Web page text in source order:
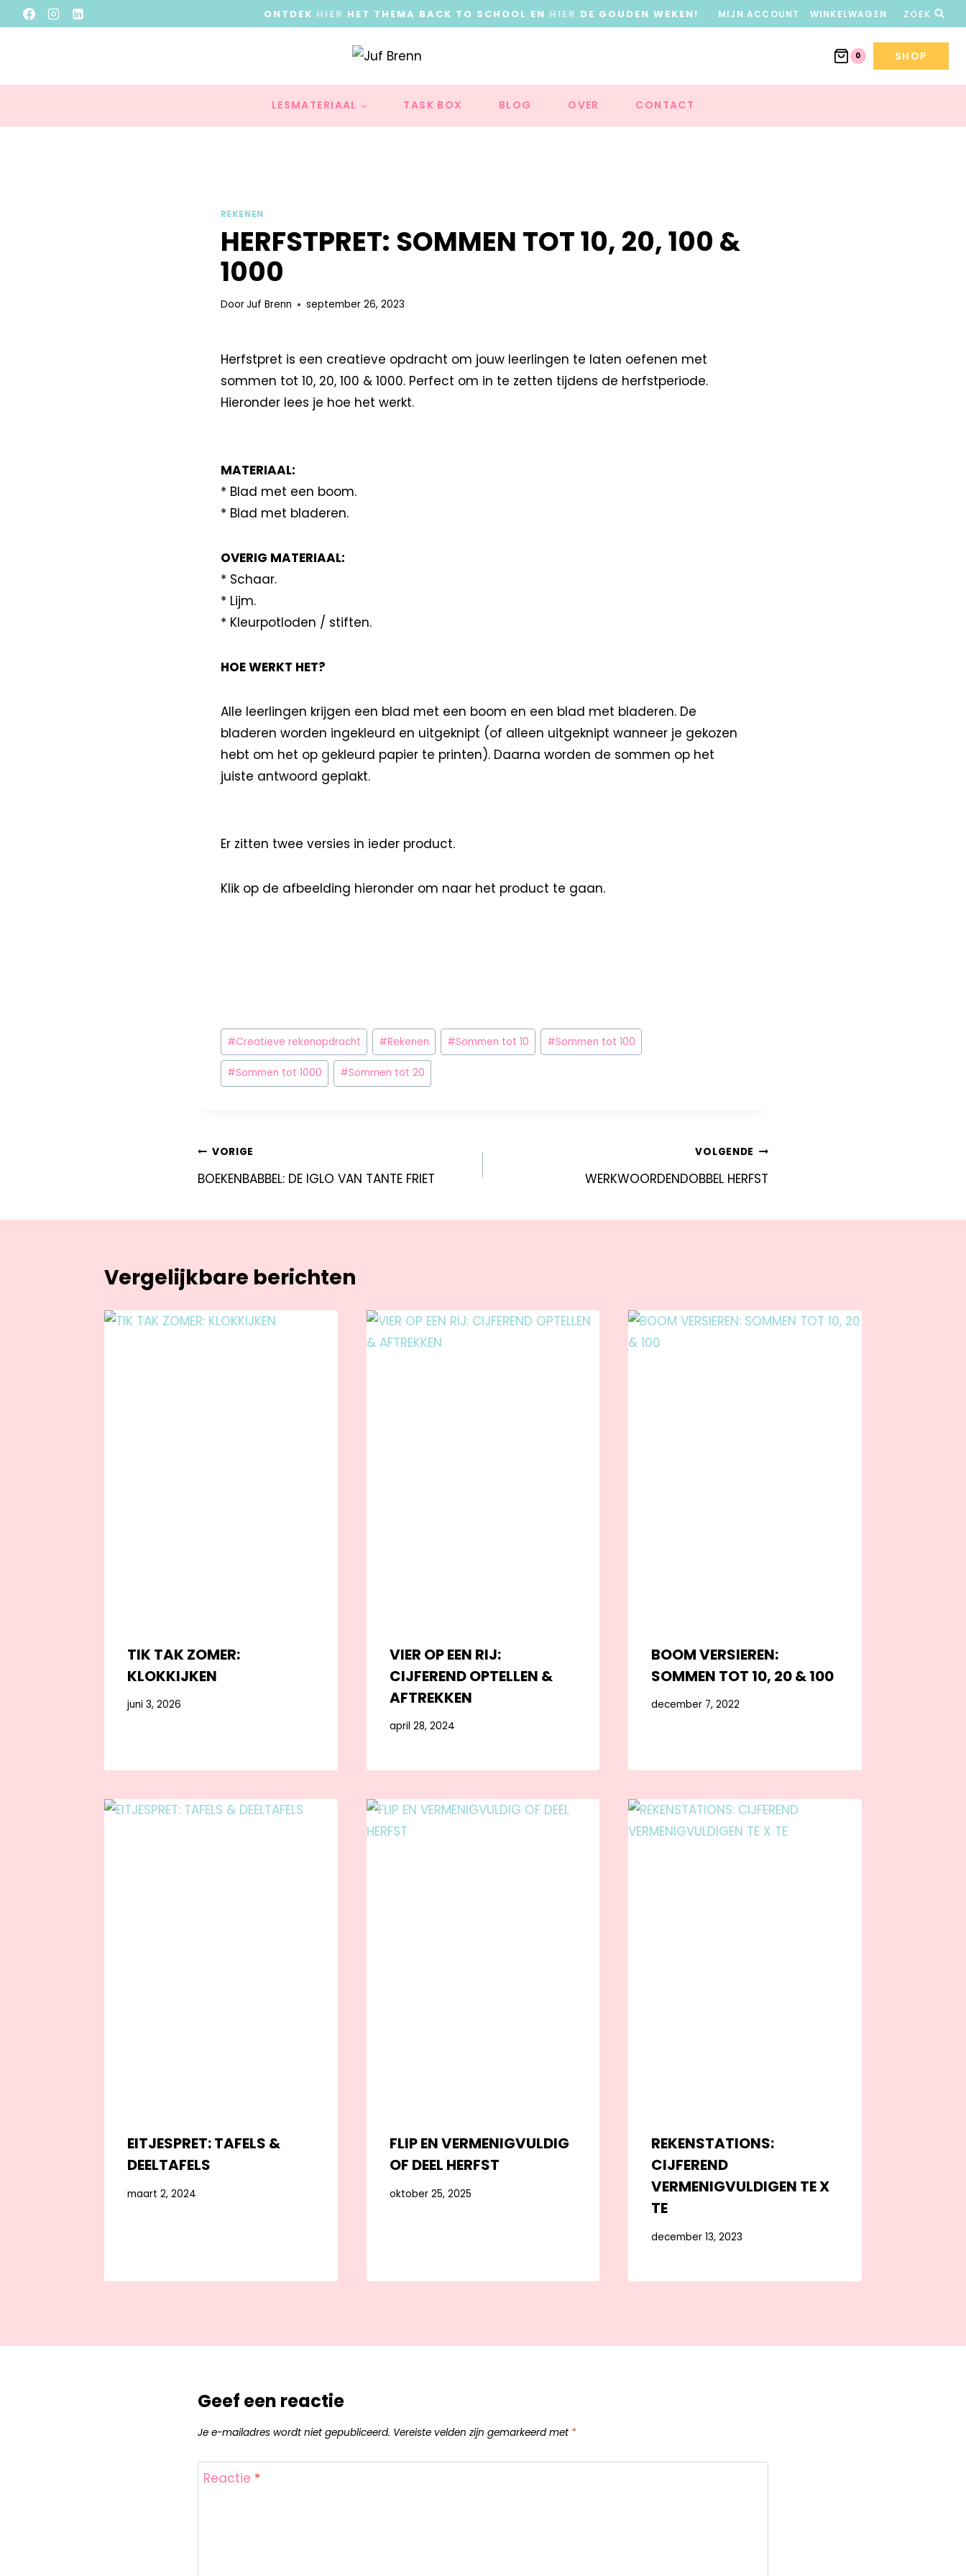
ONTDEK HIER HET THEMA BACK TO SCHOOL EN HIER DE GOUDEN WEKEN! MIJN ACCOUNT WINKELWAGEN ZOEK
0 SHOP
LESMATERIAAL TASK BOX BLOG OVER CONTACT
REKENEN
HERFSTPRET: SOMMEN TOT 10, 20, 100 &
1000
DoorJuf Brenn september 26, 2023
Herfstpret is een creatieve opdracht om jouw leerlingen te laten oefenen met
sommen tot 10, 20, 100 & 1000. Perfect om in te zetten tijdens de herfstperiode.
Hieronder lees je hoe het werkt.
MATERIAAL:
* Blad met een boom.
* Blad met bladeren.
OVERIG MATERIAAL:
* Schaar.
* Lijm.
* Kleurpotloden / stiften.
HOE WERKT HET?
Alle leerlingen krijgen een blad met een boom en een blad met bladeren. De
bladeren worden ingekleurd en uitgeknipt (of alleen uitgeknipt wanneer je gekozen
hebt om het op gekleurd papier te printen). Daarna worden de sommen op het
juiste antwoord geplakt.
Er zitten twee versies in ieder product.
Klik op de afbeelding hieronder om naar het product te gaan.
#Creatieve rekenopdracht #Rekenen #Sommen tot 10 #Sommen tot 100
#Sommen tot 1000 #Sommen tot 20
VORIGE
BOEKENBABBEL: DE IGLO VAN TANTE FRIET
VOLGENDE
WERKWOORDENDOBBEL HERFST
Vergelijkbare berichten
TIK TAK ZOMER:
KLOKKIJKEN
juni 3, 2026
VIER OP EEN RIJ:
CIJFEREND OPTELLEN &
AFTREKKEN
april 28, 2024
BOOM VERSIEREN:
SOMMEN TOT 10, 20 & 100
december 7, 2022
EITJESPRET: TAFELS &
DEELTAFELS
maart 2, 2024
FLIP EN VERMENIGVULDIG
OF DEEL HERFST
oktober 25, 2025
REKENSTATIONS:
CIJFEREND
VERMENIGVULDIGEN TE X
TE
december 13, 2023
Geef een reactie
Je e-mailadres wordt niet gepubliceerd. Vereiste velden zijn gemarkeerd met *
Reactie *